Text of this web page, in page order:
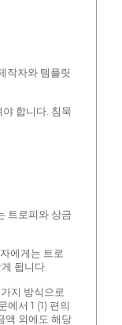
작자와 템플릿
합니다. 침묵
트로피와 상금
에게는 트로
됩니다.
지 방식으로
서 1 (1) 편의
액 외에도 해당